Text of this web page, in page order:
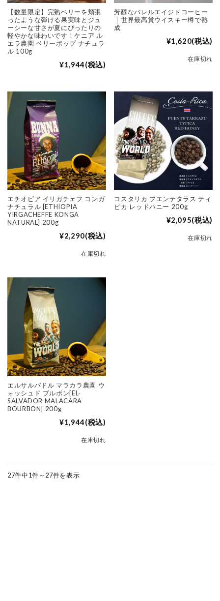
【数量限定】完熟ベリーを頬張
ったような弾ける果実味とジュ
ーシーな甘さが夏にぴったりの
軽やかな味わいです！ケニア ル
エラ農園 ベリーポップ ナチュラ
ル 100g
¥1,944(税込)
芳醇なバレルエイジドコーヒー
｜世界最高賞ウイスキー樽で熟
成
¥1,620(税込)
在庫切れ
エチオピア イリガチェフ コンガ
ナチュラル [ETHIOPIA
YIRGACHEFFE KONGA
NATURAL] 200g
¥2,290(税込)
在庫切れ
コスタリカ プエンテタラス ティ
ピカ レッドハニー 200g
¥2,095(税込)
在庫切れ
エルサルバドル マラカラ農園 ウ
ォッシュド ブルボン[EL-
SALVADOR MALACARA
BOURBON] 200g
¥1,944(税込)
在庫切れ
27件中1件～27件を表示